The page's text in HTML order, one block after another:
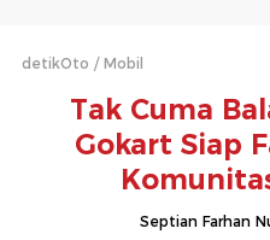
detikOto Mobil
Tak Cuma
Gokart Siap
Septian Farhan